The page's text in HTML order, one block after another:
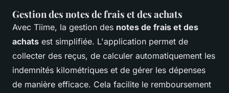
Gestion des notes de frais et des achats
Avec Tiime, la gestion des notes de frais et des
achats est simplifiée. L'application permet de
collecter des reçus, de calculer automatiquement les
indemnités kilométriques et de gérer les dépenses
de manière efficace. Cela facilite le remboursement